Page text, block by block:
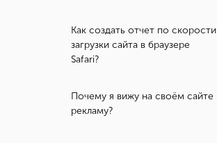
Как создать отчет по скорости
загрузки сайта в браузере
Safari?
Почему я вижу на своём сайте
рекламу?